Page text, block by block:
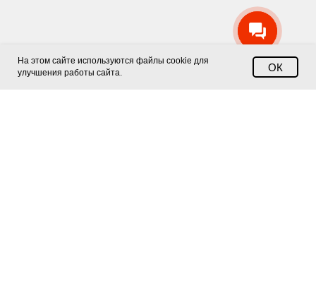
На этом сайте используются файлы cookie для
улучшения работы сайта.
ОК